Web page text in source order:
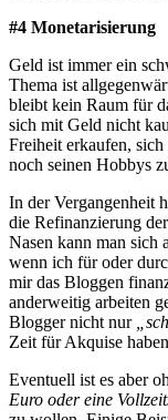
#4 Monetarisierung
Geld ist immer ein
Thema ist
bleibt kein Raum für
sich mit Geld nicht
Freiheit erkaufen,
noch seinen Hobbys
In der Vergangenheit
die Refinanzierung
Nasen kann man sich
wenn ich für oder
mir das Bloggen
anderweitig arbeiten
Blogger nicht nur
Zeit für Akquise
Eventuell ist es aber
Euro oder eine